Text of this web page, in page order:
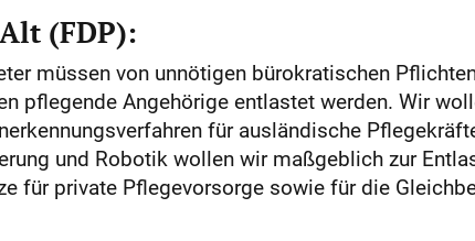
(FDP):
müssen von unnötigen bürokratischen
pflegende Angehörige entlastet werden. Wir
für ausländische
und Robotik wollen wir maßgeblich zur
für private Pflegevorsorge sowie für die